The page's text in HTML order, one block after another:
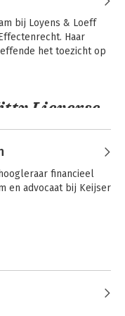
publicaties op het
het vermogensrecht
sector
bij Loyens & Loeff
Haar
het toezicht op
Lieverse
financieel
en advocaat bij Keijser